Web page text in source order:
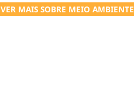
VER MAIS SOBRE MEIO AMBIENTE